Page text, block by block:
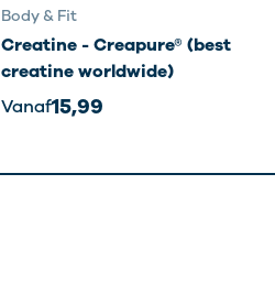
Body & Fit
Creatine - Creapure® (best
creatine worldwide)
Vanaf15,99